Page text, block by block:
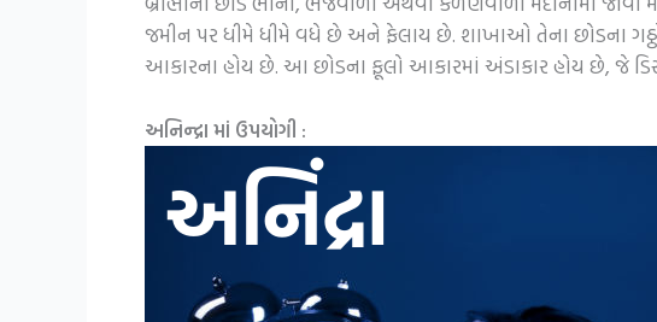
જમીન પર ધીમે ધીમે વધે છે અને ફેલાય છે. શાખાઓ તેના છોડના
આકારના હોય છે. આ છોડના ફૂલો આકારમાં અંડાકાર હોય છે, જે
અનિન્દ્રા માં ઉપયોગી :